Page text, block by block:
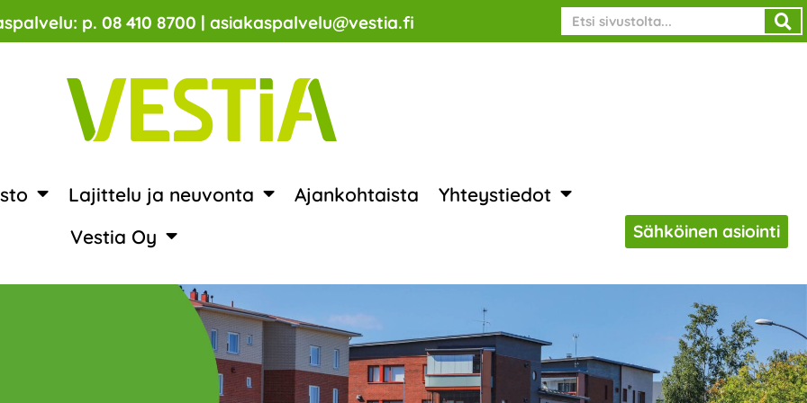
p. 08 410 8700 | asiakaspalvelu@vestia.fi Search
Lajittelu ja neuvonta Ajankohtaista
Yhteystiedot
Vestia Oy
Sähköinen asiointi